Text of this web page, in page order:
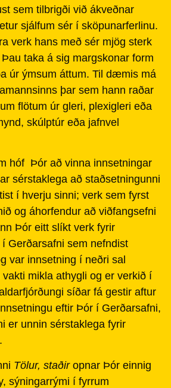
sem tilbrigði við ákveðnar
sjálfum sér í sköpunarferlinu.
verk hans með sér mjög sterk
taka á sig margskonar form
úr ýmsum áttum. Til dæmis má
þar sem hann raðar
flötum úr gleri, plexigleri eða
skúlptúr eða jafnvel
hóf Þór að vinna innsetningar
sérstaklega að staðsetningunni
í hverju sinni; verk sem fyrst
og áhorfendur að viðfangsefni
Þór eitt slíkt verk fyrir
Gerðarsafni sem nefndist
var innsetning í neðri sal
mikla athygli og er verkið í
síðar fá gestir aftur
eftir Þór í Gerðarsafni,
er unnin sérstaklega fyrir
Tölur, staðiropnar Þór einnig
sýningarrými í fyrrum